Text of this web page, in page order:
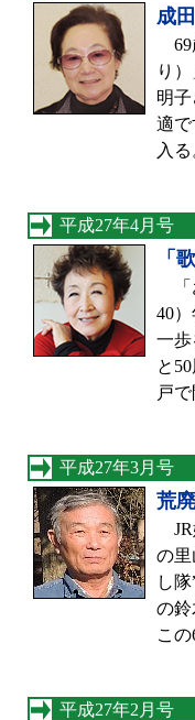
成
69
り
明
適
入る
平成27年4月号
「
「
40
一
と
戸
平成27年3月号
荒
JR
の里
し
の
こ
平成27年2月号